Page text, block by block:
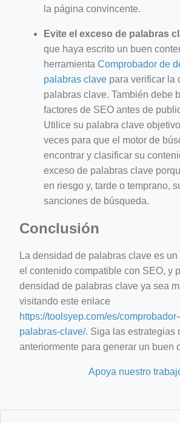
la página convincente.
Evite el exceso de palabras
que haya escrito un buen
herramienta Comprobador de
palabras clave para verificar la
palabras clave. También debe
factores de SEO antes de
Utilice su palabra clave
veces para que el motor de
encontrar y clasificar su
exceso de palabras clave
en riesgo y, tarde o temprano,
sanciones de búsqueda.
Conclusión
La densidad de palabras clave es
el contenido compatible con SEO, y
densidad de palabras clave ya sea
visitando este enlace
https://toolsyep.com/es/
palabras-clave/. Siga las estrategias
anteriormente para generar un buen
Apoya nuestro